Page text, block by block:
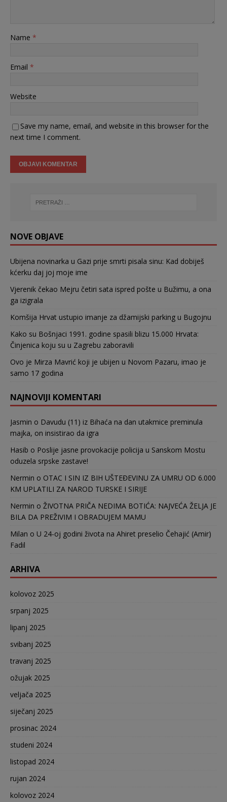
Name *
Email *
Website
Save my name, email, and website in this browser for the
next time I comment.
NOVE OBJAVE
Ubijena novinarka u Gazi prije smrti pisala sinu: Kad dobiješ
kćerku daj joj moje ime
Vjerenik čekao Mejru četiri sata ispred pošte u Bužimu, a ona
ga izigrala
Komšija Hrvat ustupio imanje za džamijski parking u Bugojnu
Kako su Bošnjaci 1991. godine spasili blizu 15.000 Hrvata:
Činjenica koju su u Zagrebu zaboravili
Ovo je Mirza Mavrić koji je ubijen u Novom Pazaru, imao je
samo 17 godina
NAJNOVIJI KOMENTARI
Jasmin o Davudu (11) iz Bihaća na dan utakmice preminula
majka, on insistirao da igra
Hasib o Poslije jasne provokacije policija u Sanskom Mostu
oduzela srpske zastave!
Nermin o OTAC I SIN IZ BIH UŠTEĐEVINU ZA UMRU OD 6.000
KM UPLATILI ZA NAROD TURSKE I SIRIJE
Nermin o ŽIVOTNA PRIČA NEDIMA BOTIĆA: NAJVEĆA ŽELJA JE
BILA DA PREŽIVIM I OBRADUJEM MAMU
Milan o U 24-oj godini života na Ahiret preselio Čehajić (Amir)
Fadil
ARHIVA
kolovoz 2025
srpanj 2025
lipanj 2025
svibanj 2025
travanj 2025
ožujak 2025
veljača 2025
siječanj 2025
prosinac 2024
studeni 2024
listopad 2024
rujan 2024
kolovoz 2024